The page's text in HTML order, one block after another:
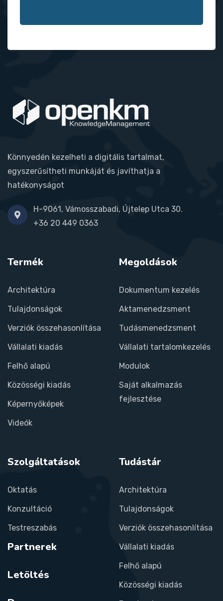
Könnyedén kezelheti a digitális tartalmat,
egyszerűsítheti munkáját és javíthatja a
hatékonyságot
H-9061, Vámosszabadi, Újtelep Utca 30.
+36 20 449 0363
Termék
Architektúra
Tulajdonságok
Verziók összehasonlítása
Vállalati kiadás
Felhő alapú
Közösségi kiadás
Képernyőképek
Videók
Megoldások
Dokumentum kezelés
Aktamenedzsment
Tudásmenedzsment
Vállalati tartalomkezelés
Modulok
Saját alkalmazás
fejlesztése
Szolgáltatások
Oktatás
Konzultáció
Testreszabás
Partnerek
Letöltés
Tudástár
Architektúra
Tulajdonságok
Verziók összehasonlítása
Vállalati kiadás
Felhő alapú
Közösségi kiadás